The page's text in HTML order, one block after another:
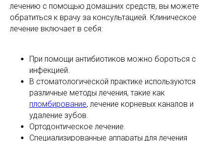
лечению с помощью домашних средств, вы можете
обратиться к врачу за консультацией. Клиническое
лечение включает в себя:
При помощи антибиотиков можно бороться с
инфекцией.
В стоматологической практике используются
различные методы лечения, такие как
пломбирование, лечение корневых каналов и
удаление зубов.
Ортодонтическое лечение.
Специализированные аппараты для лечения